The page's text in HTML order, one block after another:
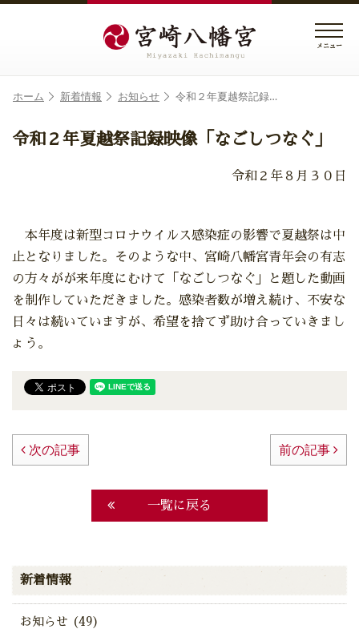
メニュー
ホーム 新着情報 お知らせ 令和２年夏越祭記録…
令和２年夏越祭記録映像「なごしつなぐ」
令和２年８月３０日
本年度は新型コロナウイルス感染症の影響で夏越祭は中
止となりました。そのような中、宮崎八幡宮青年会の有志
の方々がが来年度にむけて「なごしつなぐ」と題した動画
を制作していただきました。感染者数が増え続け、不安な
日々は続いていますが、希望を捨てず助け合っていきまし
ょう。
次の記事 前の記事
一覧に戻る
新着情報
お知らせ (49)